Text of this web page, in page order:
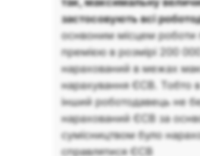
застосовують всі
оснвоним місцем роботи
премією в розмірі 200
нарахований в межах
нарахування ЄСВ. Тобто
інший роботодавець не
нарахований ЄСВ за
сумісництвом було
справлятися ЄСВ